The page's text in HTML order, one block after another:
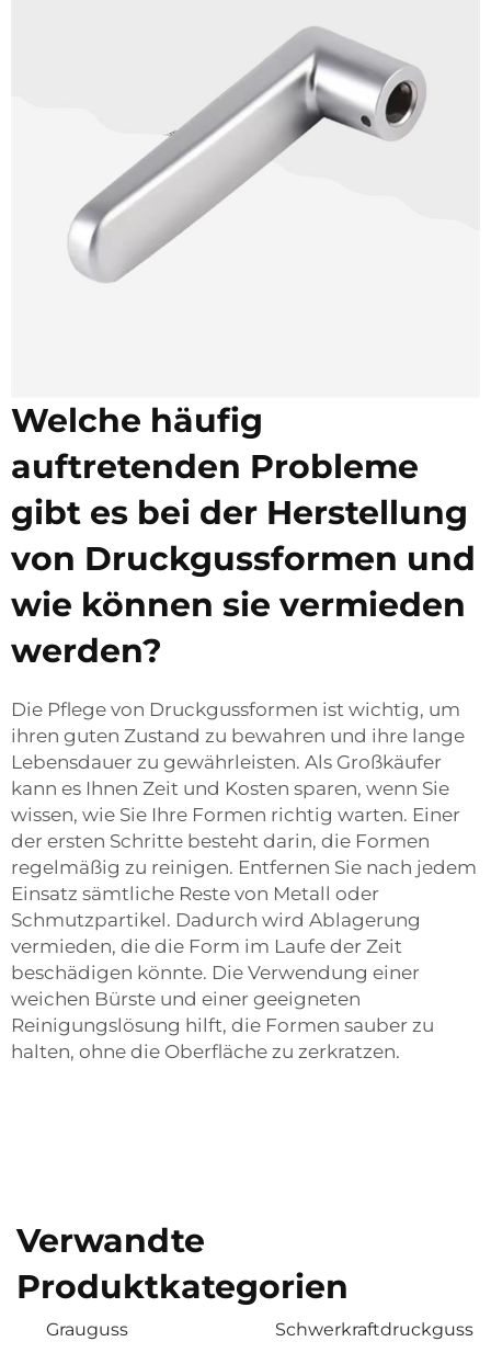
Welche häufig
auftretenden Probleme
gibt es bei der Herstellung
von Druckgussformen und
wie können sie vermieden
werden?
Die Pflege von Druckgussformen ist wichtig, um
ihren guten Zustand zu bewahren und ihre lange
Lebensdauer zu gewährleisten. Als Großkäufer
kann es Ihnen Zeit und Kosten sparen, wenn Sie
wissen, wie Sie Ihre Formen richtig warten. Einer
der ersten Schritte besteht darin, die Formen
regelmäßig zu reinigen. Entfernen Sie nach jedem
Einsatz sämtliche Reste von Metall oder
Schmutzpartikel. Dadurch wird Ablagerung
vermieden, die die Form im Laufe der Zeit
beschädigen könnte. Die Verwendung einer
weichen Bürste und einer geeigneten
Reinigungslösung hilft, die Formen sauber zu
halten, ohne die Oberfläche zu zerkratzen.
Verwandte
Produktkategorien
Grauguss
Schwerkraftdruckguss